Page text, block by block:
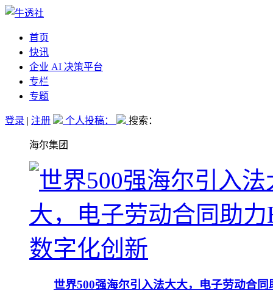
首页
快讯
企业 AI 决策平台
专栏
专题
登录 | 注册 个人投稿： 搜索：
海尔集团
世界500强海尔引入法大大，电子劳动合